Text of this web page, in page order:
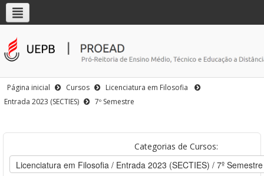
Página inicial Cursos
Licenciatura em Filosofia
Entrada 2023 (SECTIES)
7º Semestre
Categorias de Cursos: